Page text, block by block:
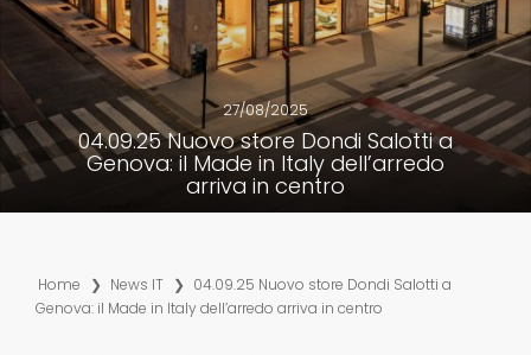
27/08/2025
04.09.25 Nuovo store Dondi Salotti a
Genova: il Made in Italy dell’arredo
arriva in centro
Home ❯ News IT ❯ 04.09.25 Nuovo store Dondi Salotti a
Genova: il Made in Italy dell’arredo arriva in centro